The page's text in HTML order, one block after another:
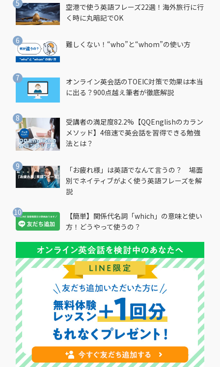
空港で使う英語フレーズ22選！海外旅行に行
く時に丸暗記でOK
難しくない！“who”と“whom”の使い方
オンライン英会話のTOEIC対策で効果は本当
に出る？900点越え筆者が徹底解説
受講者の満足度82.2%【QQEnglishのカラン
メソッド】4倍速で英会話を習得できる勉強
法とは？
「お疲れ様」は英語でなんて言うの？ 場面
別でネイティブがよく使う英語フレーズを解
説
【簡単】関係代名詞「which」の意味と使い
方！どうやって使うの？